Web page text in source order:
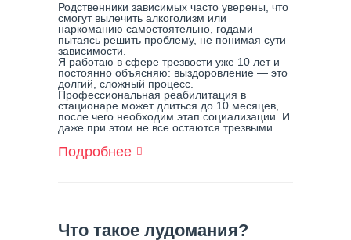
Родственники зависимых часто уверены, что
смогут вылечить алкоголизм или
наркоманию самостоятельно, годами
пытаясь решить проблему, не понимая сути
зависимости.
Я работаю в сфере трезвости уже 10 лет и
постоянно объясняю: выздоровление — это
долгий, сложный процесс.
Профессиональная реабилитация в
стационаре может длиться до 10 месяцев,
после чего необходим этап социализации. И
даже при этом не все остаются трезвыми.
Подробнее О
Что такое лудомания?